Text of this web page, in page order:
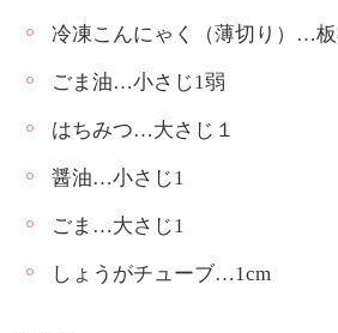
冷凍こんにゃく（薄切り）…
ごま油…小さじ1弱
はちみつ…大さじ１
醤油…小さじ1
ごま…大さじ1
しょうがチューブ…1cm